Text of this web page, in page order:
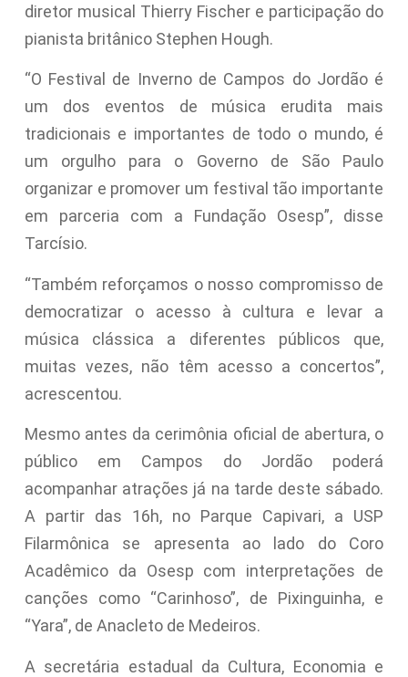
diretor musical Thierry Fischer e participação do
pianista britânico Stephen Hough.
“O Festival de Inverno de Campos do Jordão é
um dos eventos de música erudita mais
tradicionais e importantes de todo o mundo, é
um orgulho para o Governo de São Paulo
organizar e promover um festival tão importante
em parceria com a Fundação Osesp”, disse
Tarcísio.
“Também reforçamos o nosso compromisso de
democratizar o acesso à cultura e levar a
música clássica a diferentes públicos que,
muitas vezes, não têm acesso a concertos”,
acrescentou.
Mesmo antes da cerimônia oficial de abertura, o
público em Campos do Jordão poderá
acompanhar atrações já na tarde deste sábado.
A partir das 16h, no Parque Capivari, a USP
Filarmônica se apresenta ao lado do Coro
Acadêmico da Osesp com interpretações de
canções como “Carinhoso”, de Pixinguinha, e
“Yara”, de Anacleto de Medeiros.
A secretária estadual da Cultura, Economia e